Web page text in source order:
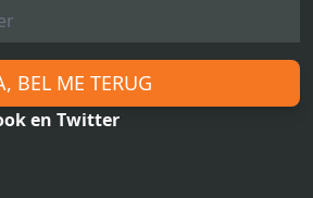
BEL ME TERUG
en Twitter